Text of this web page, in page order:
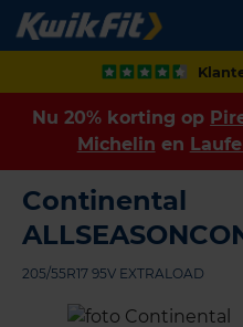
Nu 20% korting op
Michelin en
Continental
205/55R17 95V EXTRALOAD